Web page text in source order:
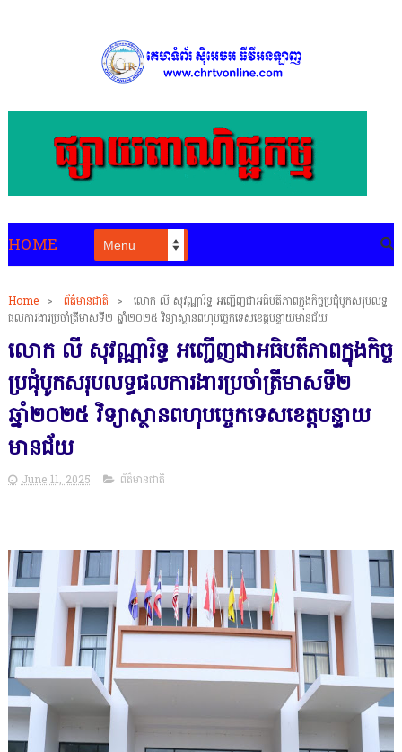
HOME
Home > ព័ត៌មានជាតិ >
លោក លី សុវណ្ណារិទ្ធ អញ្ជើញជាអធិបតីភាពក្នុងកិច្ចប្រជុំបូកសរុបលទ្ធ
ផលការងារប្រចាំត្រីមាសទី២ ឆ្នាំ២០២៥ វិទ្យាស្ថានពហុបច្ចេកទេសខេត្តបន្ទាយមានជ័យ
លោក លី សុវណ្ណារិទ្ធ អញ្ជើញជាអធិបតីភាពក្នុងកិច្ច
ប្រជុំបូកសរុបលទ្ធផលការងារប្រចាំត្រីមាសទី២
ឆ្នាំ២០២៥ វិទ្យាស្ថានពហុបច្ចេកទេសខេត្តបន្ទាយ
មានជ័យ
June 11, 2025 ព័ត៌មានជាតិ